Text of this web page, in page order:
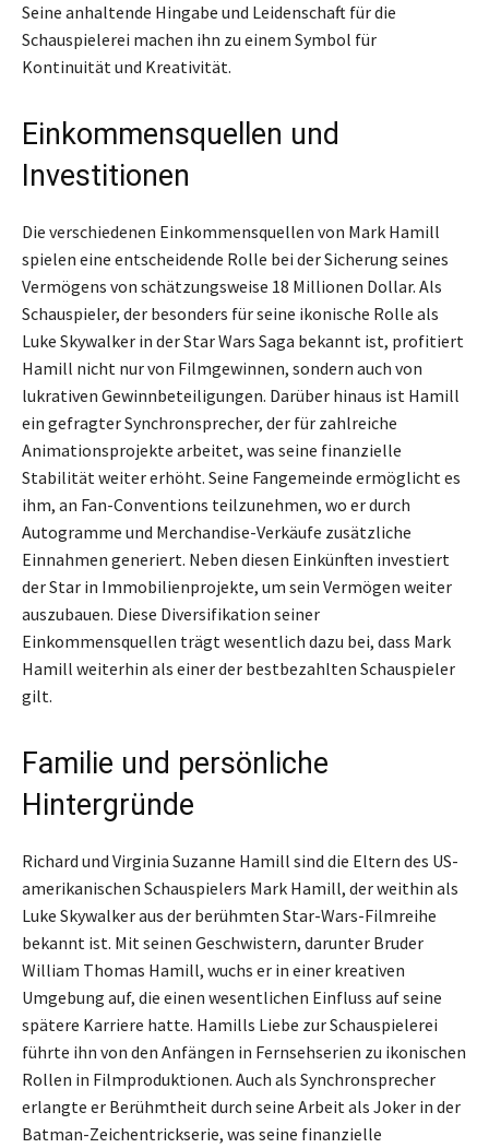
Seine anhaltende Hingabe und Leidenschaft für die
Schauspielerei machen ihn zu einem Symbol für
Kontinuität und Kreativität.
Einkommensquellen und
Investitionen
Die verschiedenen Einkommensquellen von Mark Hamill
spielen eine entscheidende Rolle bei der Sicherung seines
Vermögens von schätzungsweise 18 Millionen Dollar. Als
Schauspieler, der besonders für seine ikonische Rolle als
Luke Skywalker in der Star Wars Saga bekannt ist, profitiert
Hamill nicht nur von Filmgewinnen, sondern auch von
lukrativen Gewinnbeteiligungen. Darüber hinaus ist Hamill
ein gefragter Synchronsprecher, der für zahlreiche
Animationsprojekte arbeitet, was seine finanzielle
Stabilität weiter erhöht. Seine Fangemeinde ermöglicht es
ihm, an Fan-Conventions teilzunehmen, wo er durch
Autogramme und Merchandise-Verkäufe zusätzliche
Einnahmen generiert. Neben diesen Einkünften investiert
der Star in Immobilienprojekte, um sein Vermögen weiter
auszubauen. Diese Diversifikation seiner
Einkommensquellen trägt wesentlich dazu bei, dass Mark
Hamill weiterhin als einer der bestbezahlten Schauspieler
gilt.
Familie und persönliche
Hintergründe
Richard und Virginia Suzanne Hamill sind die Eltern des US-
amerikanischen Schauspielers Mark Hamill, der weithin als
Luke Skywalker aus der berühmten Star-Wars-Filmreihe
bekannt ist. Mit seinen Geschwistern, darunter Bruder
William Thomas Hamill, wuchs er in einer kreativen
Umgebung auf, die einen wesentlichen Einfluss auf seine
spätere Karriere hatte. Hamills Liebe zur Schauspielerei
führte ihn von den Anfängen in Fernsehserien zu ikonischen
Rollen in Filmproduktionen. Auch als Synchronsprecher
erlangte er Berühmtheit durch seine Arbeit als Joker in der
Batman-Zeichentrickserie, was seine finanzielle